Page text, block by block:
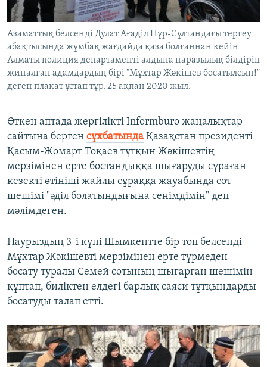
Азаматтық белсенді Дулат Ағаділ Нұр-Сұлтандағы тергеу
абақтысында жұмбақ жағдайда қаза болғаннан кейін
Алматы полиция департаменті алдына наразылық білдіріп
жиналған адамдардың бірі "Мұхтар Жәкішев босатылсын!"
деген плакат ұстап тұр. 25 ақпан 2020 жыл.
Өткен аптада жергілікті Informburo жаңалықтар
сайтына берген сұхбатында Қазақстан президенті
Қасым-Жомарт Тоқаев тұтқын Жәкішевтің
мерзімінен ерте бостандыққа шығаруды сұраған
кезекті өтініші жайлы сұраққа жауабында сот
шешімі "әділ болатындығына сенімдімін" деп
мәлімдеген.
Наурыздың 3-і күні Шымкентте бір топ белсенді
Мұхтар Жәкішевті мерзімінен ерте түрмеден
босату туралы Семей сотының шығарған шешімін
құптап, биліктен елдегі барлық саяси тұтқындарды
босатуды талап етті.